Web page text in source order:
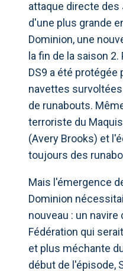
attaque directe des
d'une plus grande
Dominion, une
la fin de la saison
DS9 a été protégée
navettes
de runabouts.
terroriste du
(Avery Brooks) et
toujours des
Mais l'émergence
Dominion
nouveau : un navire
Fédération qui
et plus méchante
début de l'épisode,